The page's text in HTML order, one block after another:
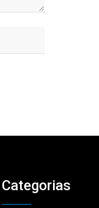
Categorias